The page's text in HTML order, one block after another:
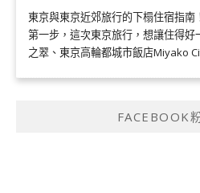
東京與東京近郊旅行的下榻住宿指
第一步，這次東京旅行，想讓住得
之翠、東京高輪都城市飯店Miyako
FACEBOOK